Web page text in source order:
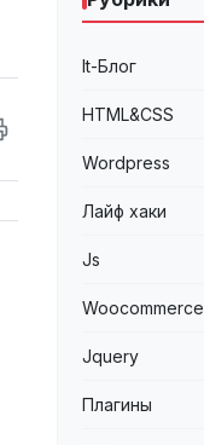
It-Блог
HTML&CSS
Wordpress
Лайф хаки
Js
Woocommerce
Jquery
Плагины